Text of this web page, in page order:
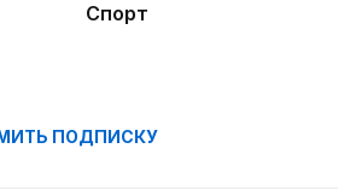
Спорт
ПОДПИСКУ